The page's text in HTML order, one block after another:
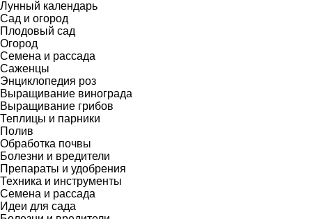
Лунный календарь
Сад и огород
Плодовый сад
Огород
Семена и рассада
Саженцы
Энциклопедия роз
Выращивание винограда
Выращивание грибов
Теплицы и парники
Полив
Обработка почвы
Болезни и вредители
Препараты и удобрения
Техника и инструменты
Семена и рассада
Идеи для сада